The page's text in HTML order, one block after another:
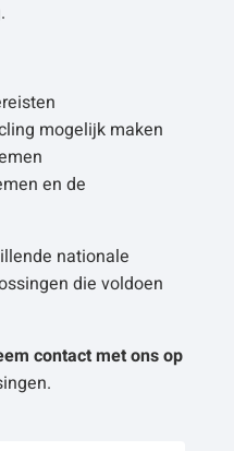
mogelijk maken
en de
nationale
die voldoen
contact met ons op